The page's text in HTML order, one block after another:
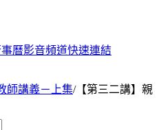
曆影音頻道快速連結
師講義－上集/【第三二講】親